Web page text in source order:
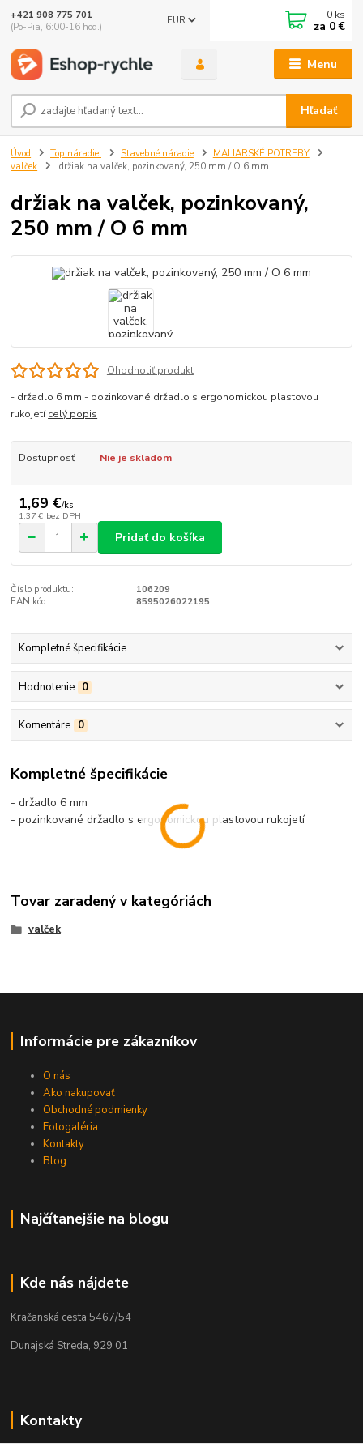
Menu
EUR
Hľadať
+421 908 775 701
(Po-Pia, 6:00-16 hod.)
0 ks
za 0 €
Úvod Top náradie Stavebné náradie
MALIARSKÉ POTREBY
valček
držiak na valček, pozinkovaný, 250 mm / O 6 mm
držiak na valček, pozinkovaný,
250 mm / O 6 mm
Ohodnotiť produkt
- držadlo 6 mm - pozinkované držadlo s ergonomickou plastovou
rukojetícelý popis
Dostupnosť Nie je skladom
1,69 €/ks
1,37 € bez DPH
Pridať do košíka
Číslo produktu:
106209
EAN kód:
8595026022195
Kompletné špecifikácie
Hodnotenie 0
Komentáre 0
Kompletné špecifikácie
- držadlo 6 mm
- pozinkované držadlo s ergonomickou plastovou rukojetí
Tovar zaradený v kategóriách
valček
Informácie pre zákazníkov
O nás
Ako nakupovať
Obchodné podmienky
Fotogaléria
Kontakty
Blog
Najčítanejšie na blogu
Kde nás nájdete
Kračanská cesta 5467/54
Dunajská Streda, 929 01
Kontakty